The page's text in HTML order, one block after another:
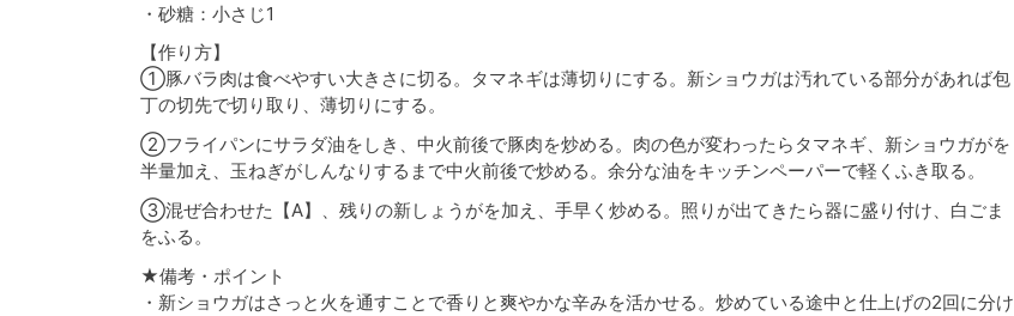
・砂糖：小さじ1
【作り方】
①豚バラ肉は食べやすい大きさに切る。タマネギは薄切りにする。新ショウガは汚れている部分があれば包
丁の切先で切り取り、薄切りにする。
②フライパンにサラダ油をしき、中火前後で豚肉を炒める。肉の色が変わったらタマネギ、新ショウガがを
半量加え、玉ねぎがしんなりするまで中火前後で炒める。余分な油をキッチンペーパーで軽くふき取る。
③混ぜ合わせた【A】、残りの新しょうがを加え、手早く炒める。照りが出てきたら器に盛り付け、白ごま
をふる。
★備考・ポイント
・新ショウガはさっと火を通すことで香りと爽やかな辛みを活かせる。炒めている途中と仕上げの2回に分け